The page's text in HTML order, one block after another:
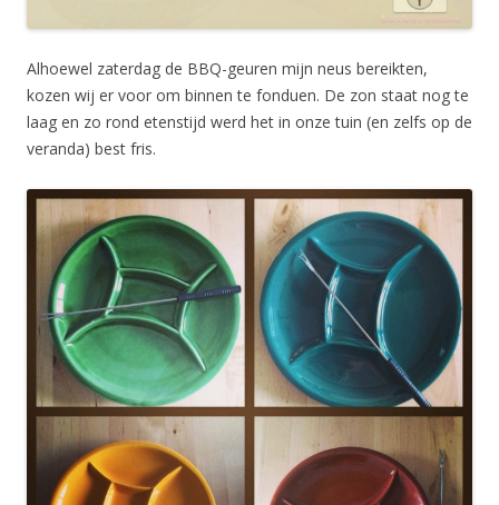
Alhoewel zaterdag de BBQ-geuren mijn neus bereikten,
kozen wij er voor om binnen te fonduen. De zon staat nog te
laag en zo rond etenstijd werd het in onze tuin (en zelfs op de
veranda) best fris.